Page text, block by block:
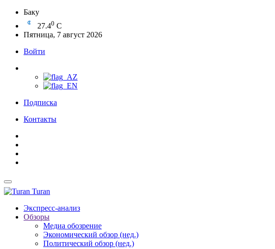
Баку
27.40 C
Пятница, 7 август 2026
Войти
Подписка
Контакты
Turan
Экспресс-анализ
Обзоры
Медиа обозрение
Экономический обзор (нед.)
Политический обзор (нед.)